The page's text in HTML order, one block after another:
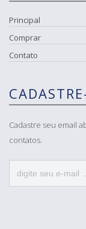
Principal
Comprar
Contato
Cadastre seu email
contatos.